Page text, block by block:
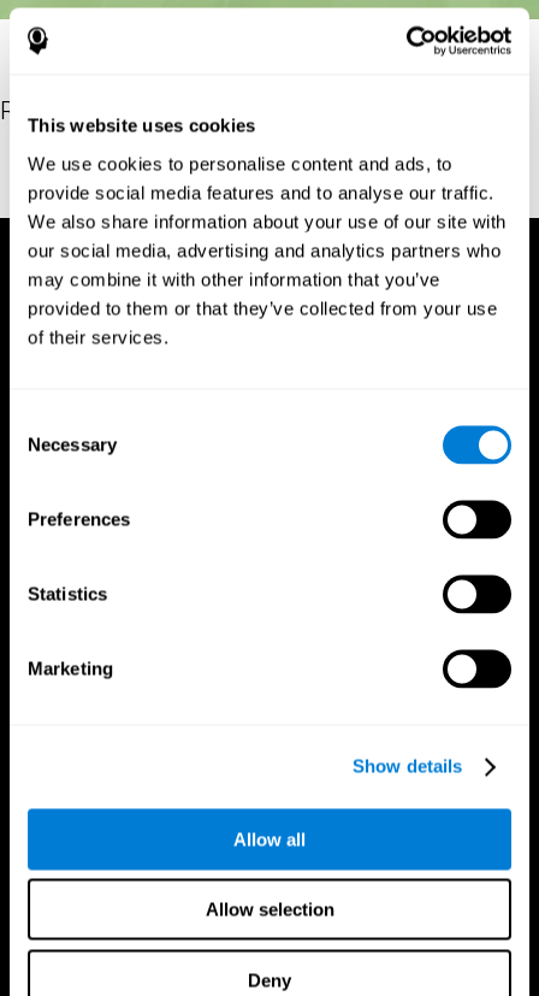
This website uses cookies
We use cookies to personalise content and ads, to
provide social media features and to analyse our traffic.
We also share information about your use of our site with
our social media, advertising and analytics partners who
may combine it with other information that you’ve
provided to them or that they’ve collected from your use
of their services.
Selection
Necessary
Preferences
Statistics
Marketing
Show details
Allow all
Allow selection
Deny
Referencias
Stroop, J. R (1935). Studies of interference in serial verbal
reactions. Journal of experimental psychology, 18(6), 643
Síguenos en